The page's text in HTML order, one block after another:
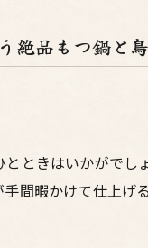
絶品もつ鍋と
ときはいかがで
間暇かけて仕上